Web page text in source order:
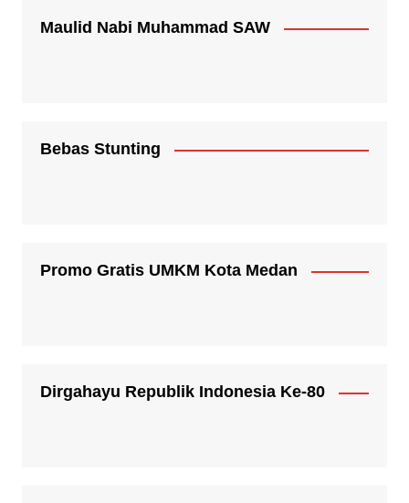
Maulid Nabi Muhammad SAW
Bebas Stunting
Promo Gratis UMKM Kota Medan
Dirgahayu Republik Indonesia Ke-80